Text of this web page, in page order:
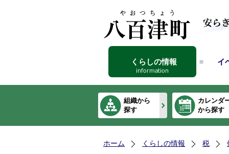
くらしの情報 イ
組織から
探す
カレンダ
から探す
ホーム くらしの情報 税